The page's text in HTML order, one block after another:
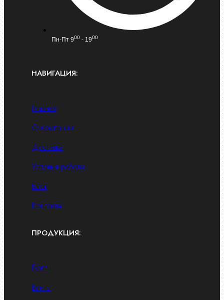
Пн-Пт 900 - 1900
НАВИГАЦИЯ:
Главная
О компании
Доставка
Условия работы
Блог
Контакты
ПРОДУКЦИЯ:
Болты
Винты